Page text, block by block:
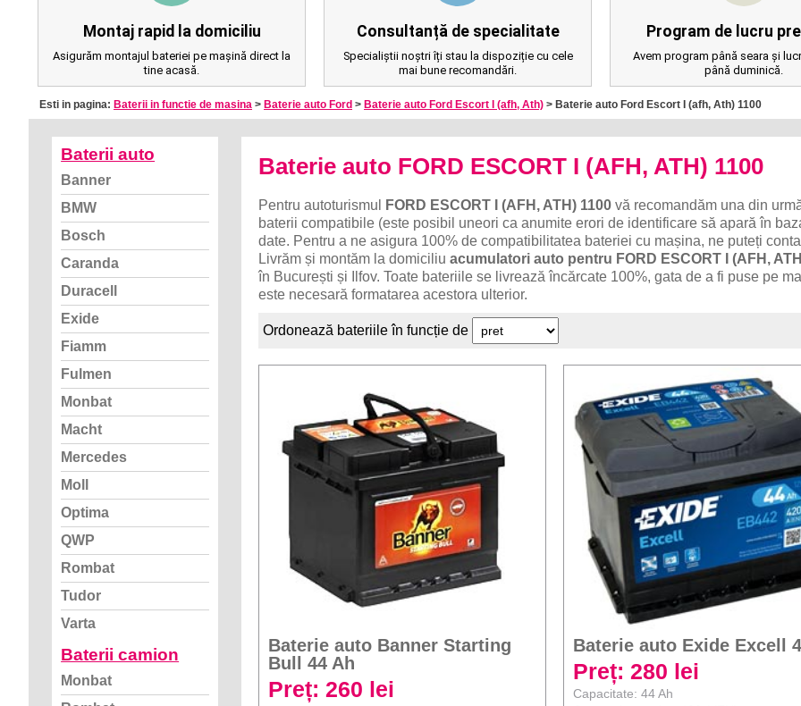
Montaj rapid la domiciliu
Asigurăm montajul bateriei pe mașină direct la
tine acasă.
Consultanță de specialitate
Specialiștii noștri îți stau la dispoziție cu cele
mai bune recomandări.
Program de lucru
Avem program până seara și
până duminică.
Esti in pagina: Baterii in functie de masina > Baterie auto Ford > Baterie auto Ford Escort I (afh, Ath) > Baterie auto Ford Escort I (afh, Ath) 1100
Baterie auto FORD ESCORT I (AFH, ATH) 1100
Pentru autoturismul FORD ESCORT I (AFH, ATH) 1100 vă recomandăm una din
baterii compatibile (este posibil uneori ca anumite erori de identificare să apară în
date. Pentru a ne asigura 100% de compatibilitatea bateriei cu mașina, ne puteți
Livrăm și montăm la domiciliuacumulatori auto pentru FORD ESCORT I (AFH,
în București și Ilfov. Toate bateriile se livrează încărcate 100%, gata de a fi puse pe
este necesară formatarea acestora ulterior.
Ordonează bateriile în funcție de
Baterie auto Banner Starting
Bull 44 Ah
Preț: 260 lei
Baterie auto Exide Excell
Preț: 280 lei
Capacitate: 44 Ah
Baterii auto
Banner
BMW
Bosch
Caranda
Duracell
Exide
Fiamm
Fulmen
Monbat
Macht
Mercedes
Moll
Optima
QWP
Rombat
Tudor
Varta
Baterii camion
Monbat